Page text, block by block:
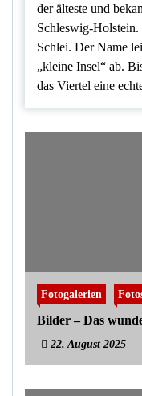
der älteste und
Schleswig-
Schlei. Der Name
„kleine Insel“ ab.
das Viertel eine
Fotogalerien
Bilder – Das
22. August 2025